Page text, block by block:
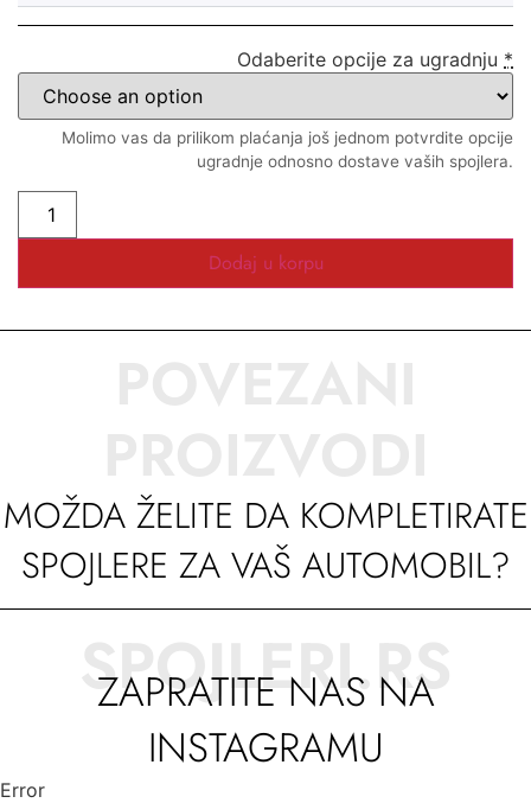
Odaberite opcije za ugradnju *
Molimo vas da prilikom plaćanja još jednom potvrdite opcije
ugradnje odnosno dostave vaših spojlera.
Dodaj u korpu
MOŽDA ŽELITE DA KOMPLETIRATE
SPOJLERE ZA VAŠ AUTOMOBIL?
SPOJLERI.RS
ZAPRATITE NAS NA
INSTAGRAMU
Error